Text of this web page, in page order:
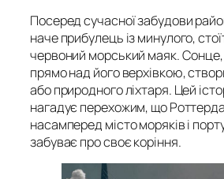
Посеред сучасної забудови
наче прибулець із минулого,
червоний морський маяк.
прямо над його верхівкою,
або природного ліхтаря. Цей
нагадує перехожим, що
насамперед місто моряків і
забуває про своє коріння.